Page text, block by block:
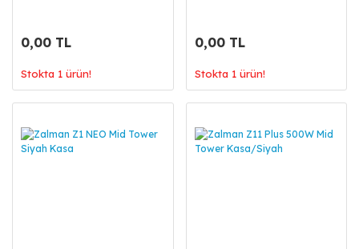
0,00 TL
Stokta 1 ürün!
0,00 TL
Stokta 1 ürün!